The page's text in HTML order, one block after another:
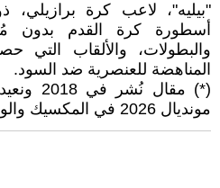
"بيليه"، لاعب كرة برازيلي،
أسطورة كرة القدم بدون
والبطولات، والألقاب التي
المناهضة للعنصرية ضد السود.
(*)
مونديال 2026 في المكسيك والولايات المتحدة وكندا.